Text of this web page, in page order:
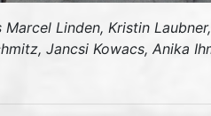
Linden, Kristin
Jancsi Kowacs, Anika